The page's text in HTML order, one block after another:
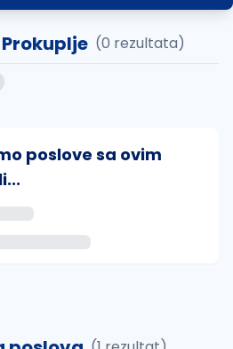
(0 rezultata)
poslove sa ovim